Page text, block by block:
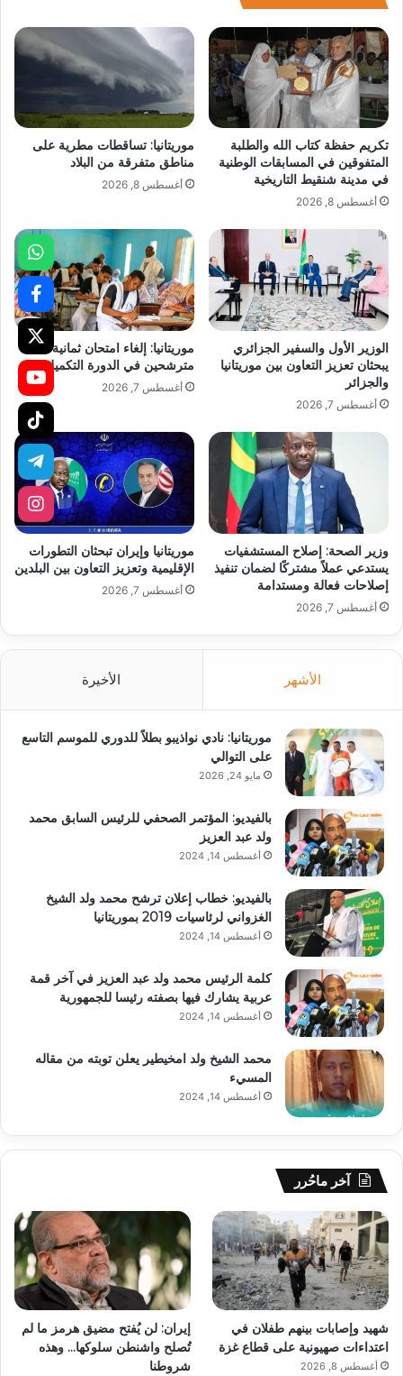
تكريم حفظة كتاب الله والطلبة
المتفوقين في المسابقات الوطنية
في مدينة شنقيط التاريخية
أغسطس 8, 2026
موريتانيا: تساقطات مطرية على
مناطق متفرقة من البلاد
أغسطس 8, 2026
الوزير الأول والسفير الجزائري
يبحثان تعزيز التعاون بين موريتانيا
والجزائر
أغسطس 7, 2026
موريتانيا: إلغاء امتحان ثمانية
مترشحين في الدورة التكميلية
أغسطس 7, 2026
وزير الصحة: إصلاح المستشفيات
يستدعي عملاً مشتركًا لضمان تنفيذ
إصلاحات فعالة ومستدامة
أغسطس 7, 2026
موريتانيا وإيران تبحثان التطورات
الإقليمية وتعزيز التعاون بين البلدين
أغسطس 7, 2026
الأشهر الأخيرة
موريتانيا: نادي نواذيبو بطلاً للدوري للموسم التاسع
على التوالي
مايو 24, 2026
بالفيديو: المؤتمر الصحفي للرئيس السابق محمد
ولد عبد العزيز
أغسطس 14, 2024
بالفيديو: خطاب إعلان ترشح محمد ولد الشيخ
الغزواني لرئاسيات 2019 بموريتانيا
أغسطس 14, 2024
كلمة الرئيس محمد ولد عبد العزيز في آخر قمة
عربية يشارك فيها بصفته رئيسا للجمهورية
أغسطس 14, 2024
محمد الشيخ ولد امخيطير يعلن توبته من مقاله
المسيء
أغسطس 14, 2024
آخر ماحُرر
شهيد وإصابات بينهم طفلان في
اعتداءات صهيونية على قطاع غزة
أغسطس 8, 2026
إيران: لن يُفتح مضيق هرمز ما لم
تُصلح واشنطن سلوكها… وهذه
شروطنا